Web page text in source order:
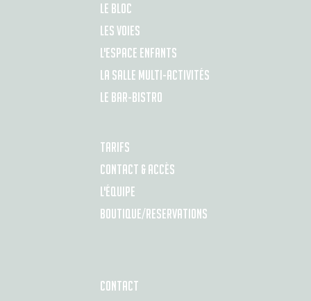
LE BLOC
LES VOIES
L'ESPACE ENFANTS
LA SALLE MULTI-ACTIVITÉS
LE BAR-BISTRO
TARIFS
CONTACT & ACCÈS
L'ÉQUIPE
BOUTIQUE/RESERVATIONS
CONTACT